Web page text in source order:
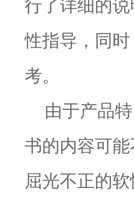
行了详细的
性指导，同
考。
由于产品
书的内容可
屈光不正的